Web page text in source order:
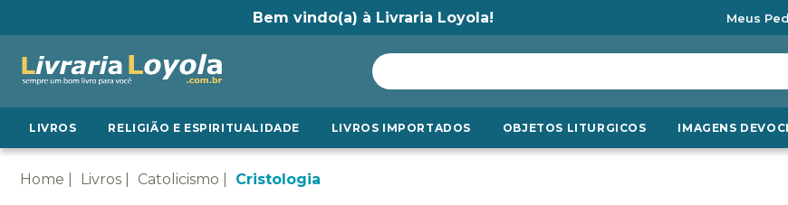
Bem vindo(a) à Livraria Loyola! Meus
LIVROS RELIGIÃO E ESPIRITUALIDADE LIVROS IMPORTADOS OBJETOS LITURGICOS IMAGENS
Home Livros Catolicismo Cristologia